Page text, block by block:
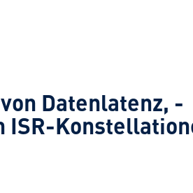
Datenlatenz, -
ISR-